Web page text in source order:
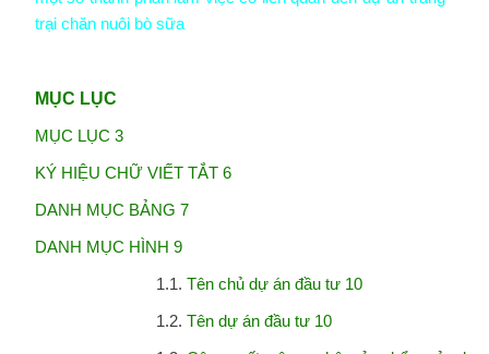
trại chăn nuôi bò sữa
MỤC LỤC
MỤC LỤC 3
KÝ HIỆU CHỮ VIẾT TẮT 6
DANH MỤC BẢNG 7
DANH MỤC HÌNH 9
1.1. Tên chủ dự án đầu tư 10
1.2. Tên dự án đầu tư 10